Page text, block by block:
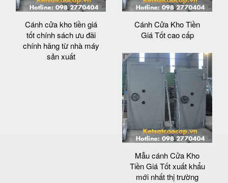
Cánh cửa kho tiền giá
tốt chính sách ưu đãi
chính hãng từ nhà máy
sản xuất
Cánh Cửa Kho Tiền
Giá Tốt cao cấp
Mẫu cánh Cửa Kho
Tiền Giá Tốt xuất khẩu
mới nhất thị trường